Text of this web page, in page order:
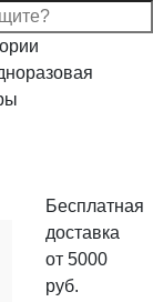
Бесплатная
доставка
от 5000
руб.